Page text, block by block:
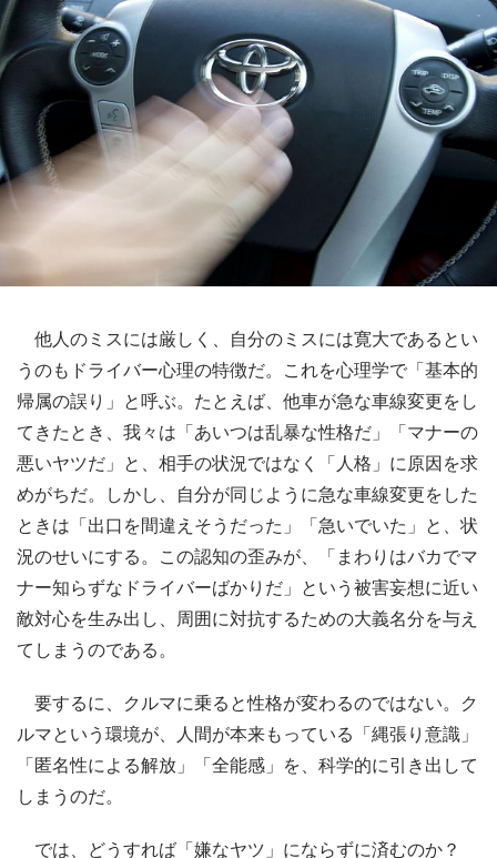
他人のミスには厳しく、自分のミスには寛大であるとい
うのもドライバー心理の特徴だ。これを心理学で「基本的
帰属の誤り」と呼ぶ。たとえば、他車が急な車線変更をし
てきたとき、我々は「あいつは乱暴な性格だ」「マナーの
悪いヤツだ」と、相手の状況ではなく「人格」に原因を求
めがちだ。しかし、自分が同じように急な車線変更をした
ときは「出口を間違えそうだった」「急いでいた」と、状
況のせいにする。この認知の歪みが、「まわりはバカでマ
ナー知らずなドライバーばかりだ」という被害妄想に近い
敵対心を生み出し、周囲に対抗するための大義名分を与え
てしまうのである。
要するに、クルマに乗ると性格が変わるのではない。ク
ルマという環境が、人間が本来もっている「縄張り意識」
「匿名性による解放」「全能感」を、科学的に引き出して
しまうのだ。
では、どうすれば「嫌なヤツ」にならずに済むのか？